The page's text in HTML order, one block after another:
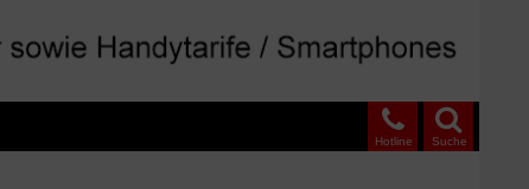
Suche
Hotline